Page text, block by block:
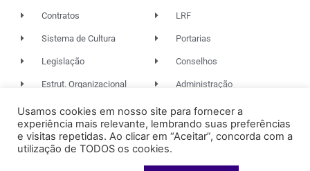
Contratos
Sistema de Cultura
Legislação
Estrut. Organizacional
LRF
Portarias
Conselhos
Administração
© 2026. TODOS OS DIREITOS RESERVADOS.
Usamos cookies em nosso site para fornecer a
experiência mais relevante, lembrando suas preferências
e visitas repetidas. Ao clicar em “Aceitar”, concorda com a
utilização de TODOS os cookies.